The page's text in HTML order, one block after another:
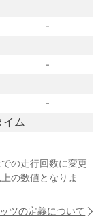
-
-
-
イム
の走行回数に変更
の数値となりま
ツの定義について